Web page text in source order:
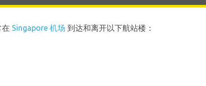
Singapore 机场 到达和离开以下航站楼：